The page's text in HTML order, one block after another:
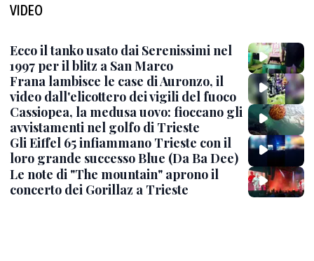
VIDEO
Ecco il tanko usato dai Serenissimi nel
1997 per il blitz a San Marco
Frana lambisce le case di Auronzo, il
video dall'elicottero dei vigili del fuoco
Cassiopea, la medusa uovo: fioccano gli
avvistamenti nel golfo di Trieste
Gli Eiffel 65 infiammano Trieste con il
loro grande successo Blue (Da Ba Dee)
Le note di "The mountain" aprono il
concerto dei Gorillaz a Trieste